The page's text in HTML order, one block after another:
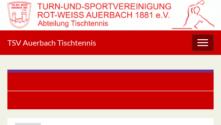
TSV Auerbach Tischtennis